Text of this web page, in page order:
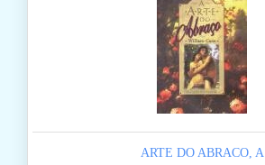
ARTE DO ABRACO, A